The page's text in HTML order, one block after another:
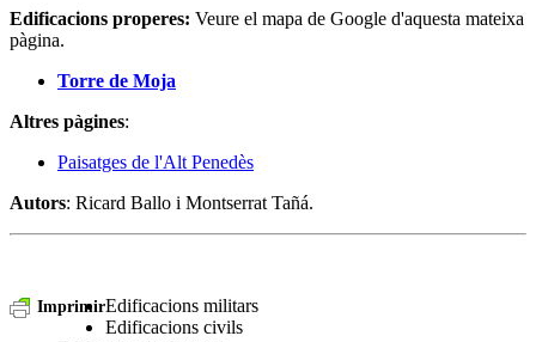
Edificacions properes: Veure el mapa de Google d'aquesta mateixa
pàgina.
Torre de Moja
Altres pàgines:
Paisatges de l'Alt Penedès
Autors: Ricard Ballo i Montserrat Tañá.
ImprimirEdificacions militars
Edificacions civils